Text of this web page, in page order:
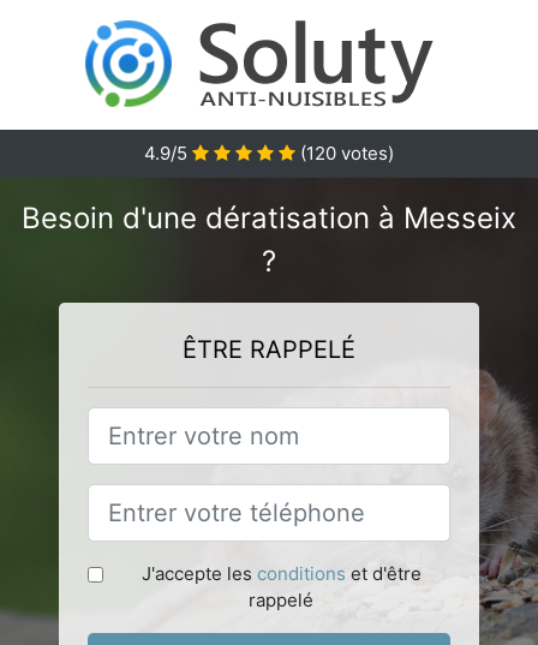
4.9/5 (120 votes)
Besoin d'une dératisation à Messeix
?
ÊTRE RAPPELÉ
J'accepte les conditions et d'être
rappelé